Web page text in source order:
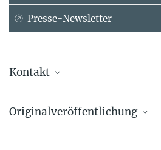
Presse-Newsletter
Kontakt
Forschungsgruppenleiterin
Originalveröffentlichung